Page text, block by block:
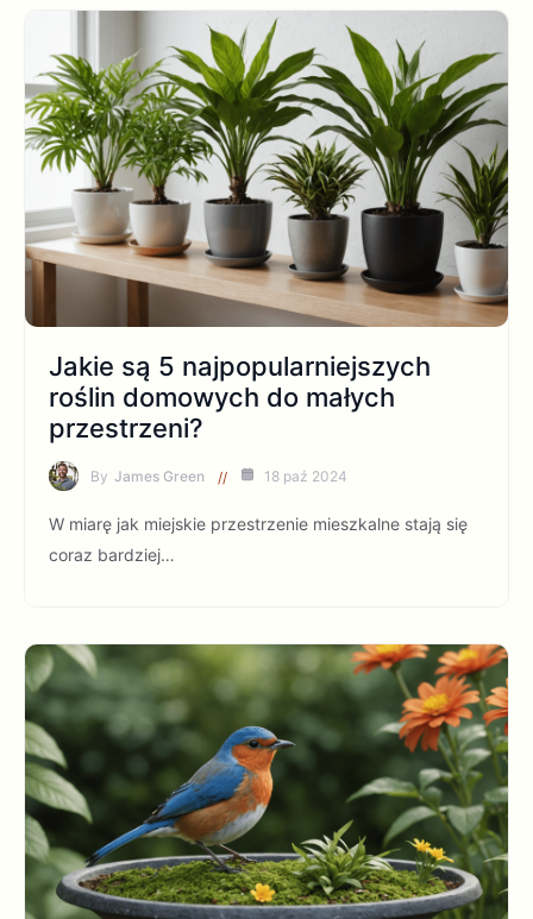
Jakie są 5 najpopularniejszych
roślin domowych do małych
przestrzeni?
By James Green 18 paź 2024
W miarę jak miejskie przestrzenie mieszkalne stają się
coraz bardziej…